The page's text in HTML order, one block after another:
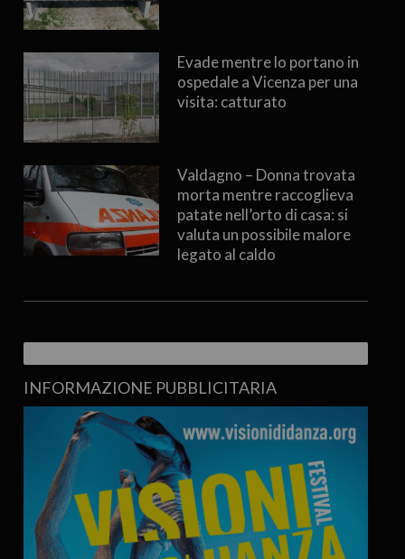
Evade mentre lo portano in
ospedale a Vicenza per una
visita: catturato
Valdagno – Donna trovata
morta mentre raccoglieva
patate nell’orto di casa: si
valuta un possibile malore
legato al caldo
INFORMAZIONE PUBBLICITARIA